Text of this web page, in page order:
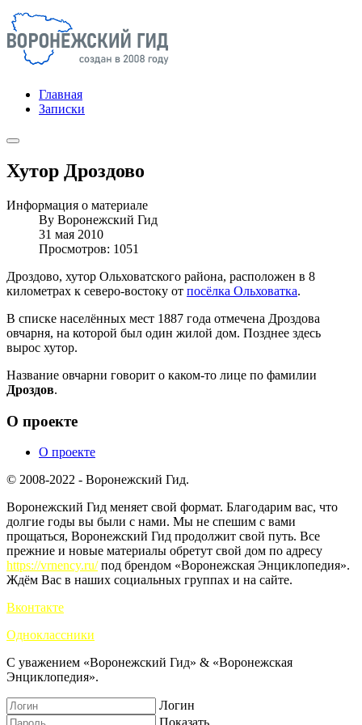
Главная
Записки
Хутор Дроздово
Информация о материале
By Воронежский Гид
31 мая 2010
Просмотров: 1051
Дроздово, хутор Ольховатского района, расположен в 8
километрах к северо-востоку от посёлка Ольховатка.
В списке населённых мест 1887 года отмечена Дроздова
овчарня, на которой был один жилой дом. Позднее здесь
вырос хутор.
Название овчарни говорит о каком-то лице по фамилии
Дроздов.
О проекте
О проекте
© 2008-2022 - Воронежский Гид.
Воронежский Гид меняет свой формат. Благодарим вас, что
долгие годы вы были с нами. Мы не спешим с вами
прощаться, Воронежский Гид продолжит свой путь. Все
прежние и новые материалы обретут свой дом по адресу
https://vrnency.ru/под брендом «Воронежская Энциклопедия».
Ждём Вас в наших социальных группах и на сайте.
Вконтакте
Одноклассники
С уважением «Воронежский Гид» & «Воронежская
Энциклопедия».
Логин